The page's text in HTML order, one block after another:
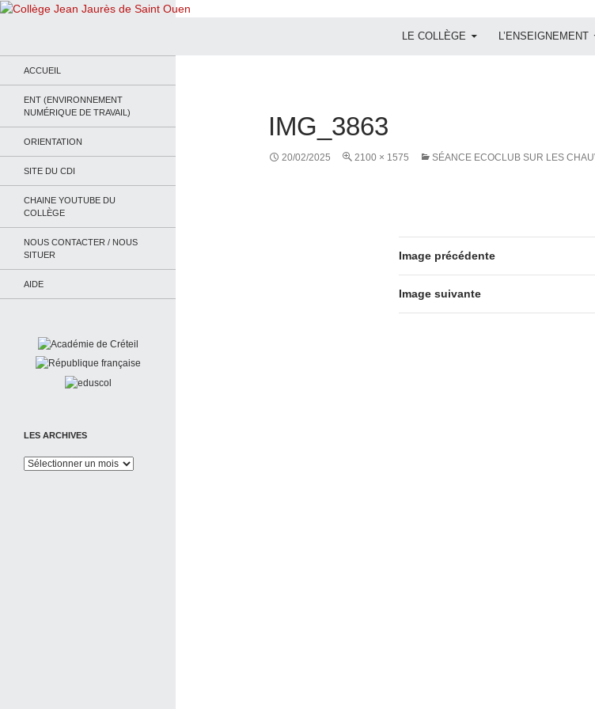
LE COLLÈGE L’ENSEIGNEMENT
IMG_3863
20/02/2025 2100 × 1575 SÉANCE ECOCLUB SUR LES
Image précédente
Image suivante
ACCUEIL
ENT (ENVIRONNEMENT
NUMÉRIQUE DE TRAVAIL)
ORIENTATION
SITE DU CDI
CHAINE YOUTUBE DU
COLLÈGE
NOUS CONTACTER / NOUS
SITUER
AIDE
LES ARCHIVES
Les